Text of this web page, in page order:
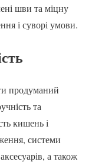
шви та міцну
і суворі умови.
продуманий
та
кишень і
системи
а також